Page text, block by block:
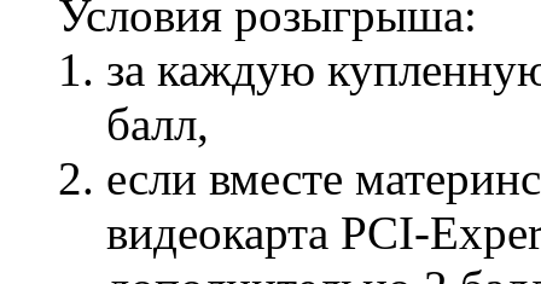
Условия розыгрыша:
за каждую
балл,
если вместе
видеокарта PCI-